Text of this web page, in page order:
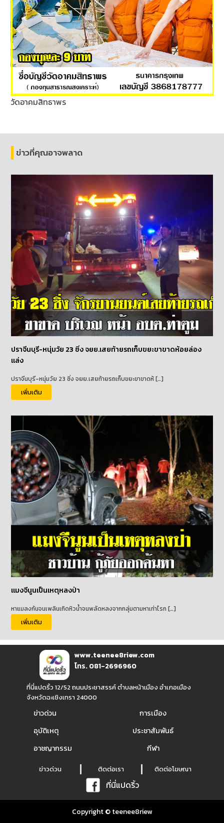
วัดอาคมสิทธาพร
ข่าวที่คุณอาจพลาด
ปราจีนบุรี-หนุ่มวัย 23 ซิ่ง จยย.เสยท้ายรถเก็บขยะขาขาดห้อยล่อง
แล่ง
ปราจีนบุรี-หนุ่มวัย 23 ซิ่ง จยย.เสยท้ายรถเก็บขยะขาขาดห้ […]
เพิ่มเติม
แมงจีนูนเป็นเหตุหลงป่า
หาแมลงกันจนเพลินเกิดหิวน้ำจนพลัดหลงจากกลุ่มตามหาเท่าไรก […]
เพิ่มเติม
www.teenee8riew.com
โทร. 081-2696960
ที่นี่แปดริ้ว 12/52 ถนนประชาสรรค์ ตำบลหน้าเมือง อำเภอเมือง
จังหวัดฉะเชิงเทรา 24000
ข่าวด่วน
อุบัติเหตุ
อาชญากรรม
การเมือง
ประชาสัมพันธ์
กีฬา
ข่าวด่วน ติดต่อเรา ติดต่อโฆษณา
ที่นี่แปดริ้ว
Copyright © teenee8riew